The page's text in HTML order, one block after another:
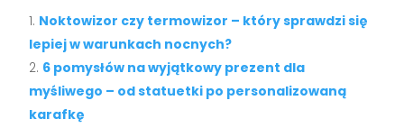
Noktowizor czy termowizor – który sprawdzi się
lepiej w warunkach nocnych?
6 pomysłów na wyjątkowy prezent dla
myśliwego – od statuetki po personalizowaną
karafkę